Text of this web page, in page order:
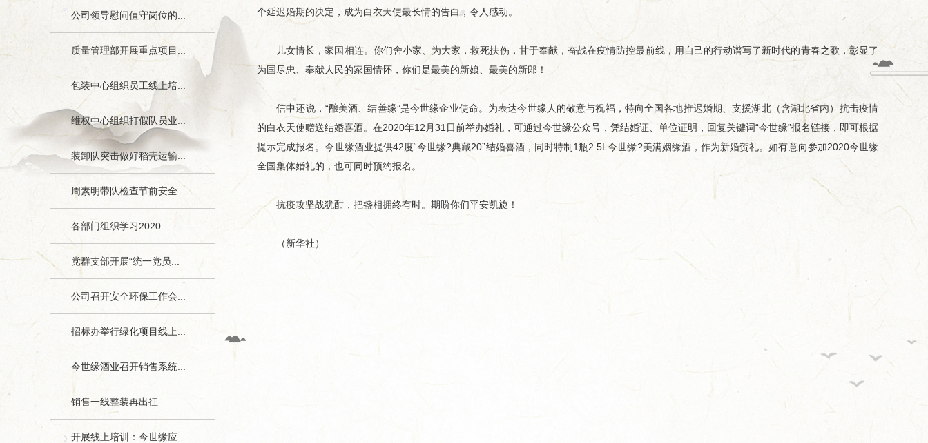
公司领导慰问值守岗位的...
质量管理部开展重点项目...
包装中心组织员工线上培...
维权中心组织打假队员业...
装卸队突击做好稻壳运输...
周素明带队检查节前安全...
各部门组织学习2020...
党群支部开展“统一党员...
公司召开安全环保工作会...
招标办举行绿化项目线上...
今世缘酒业召开销售系统...
销售一线整装再出征
开展线上培训：今世缘应...
个延迟婚期的决定，成为白衣天使最长情的告白，令人感动。
儿女情长，家国相连。你们舍小家、为大家，救死扶伤，甘于奉献，奋战在疫情防控最前线，用自己的行动谱写了新时代的青春之歌，彰显了
为国尽忠、奉献人民的家国情怀，你们是最美的新娘、最美的新郎！
信中还说，“酿美酒、结善缘”是今世缘企业使命。为表达今世缘人的敬意与祝福，特向全国各地推迟婚期、支援湖北（含湖北省内）抗击疫情
的白衣天使赠送结婚喜酒。在2020年12月31日前举办婚礼，可通过今世缘公众号，凭结婚证、单位证明，回复关键词“今世缘”报名链接，即可根据
提示完成报名。今世缘酒业提供42度“今世缘?典藏20”结婚喜酒，同时特制1瓶2.5L今世缘?美满姻缘酒，作为新婚贺礼。如有意向参加2020今世缘
全国集体婚礼的，也可同时预约报名。
抗疫攻坚战犹酣，把盏相拥终有时。期盼你们平安凯旋！
（新华社）